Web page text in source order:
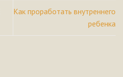
Как проработать внутреннего
ребенка